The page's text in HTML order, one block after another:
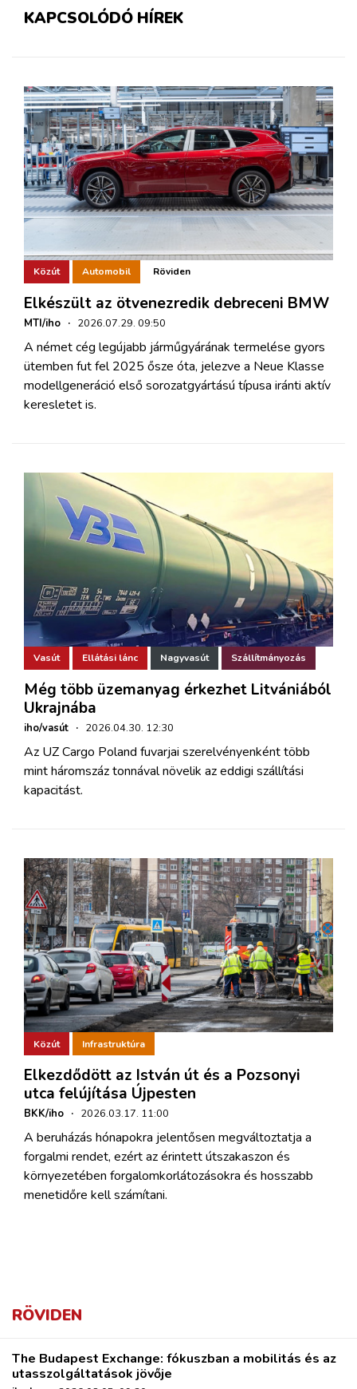
KAPCSOLÓDÓ HÍREK
Közút Automobil Röviden
Elkészült az ötvenezredik debreceni BMW
MTI/iho · 2026.07.29. 09:50
A német cég legújabb járműgyárának termelése gyors
ütemben fut fel 2025 ősze óta, jelezve a Neue Klasse
modellgeneráció első sorozatgyártású típusa iránti aktív
keresletet is.
Vasút Ellátási lánc Nagyvasút Szállítmányozás
Még több üzemanyag érkezhet Litvániából
Ukrajnába
iho/vasút · 2026.04.30. 12:30
Az UZ Cargo Poland fuvarjai szerelvényenként több
mint háromszáz tonnával növelik az eddigi szállítási
kapacitást.
Közút Infrastruktúra
Elkezdődött az István út és a Pozsonyi
utca felújítása Újpesten
BKK/iho · 2026.03.17. 11:00
A beruházás hónapokra jelentősen megváltoztatja a
forgalmi rendet, ezért az érintett útszakaszon és
környezetében forgalomkorlátozásokra és hosszabb
menetidőre kell számítani.
RÖVIDEN
The Budapest Exchange: fókuszban a mobilitás és az
utasszolgáltatások jövője